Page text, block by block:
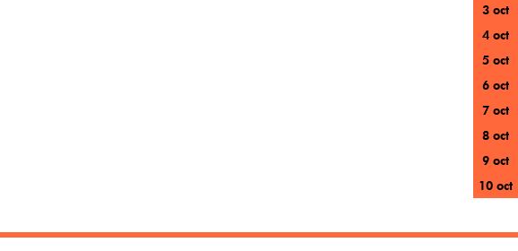
3 oct
4 oct
5 oct
6 oct
7 oct
8 oct
9 oct
10 oct